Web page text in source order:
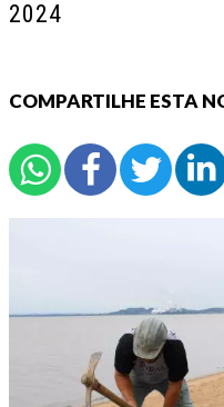
2024
COMPARTILHE ESTA